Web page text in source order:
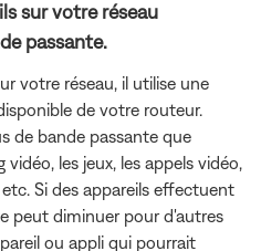
sur votre réseau
passante.
votre réseau, il utilise une
de votre routeur.
de bande passante que
les jeux, les appels vidéo,
Si des appareils effectuent
peut diminuer pour d'autres
ou appli qui pourrait